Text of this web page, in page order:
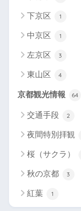
下京区 1
中京区 1
左京区 3
東山区 4
京都観光情報 64
交通手段 2
夜間特別拝観
桜（サクラ）
秋の京都 3
紅葉 1